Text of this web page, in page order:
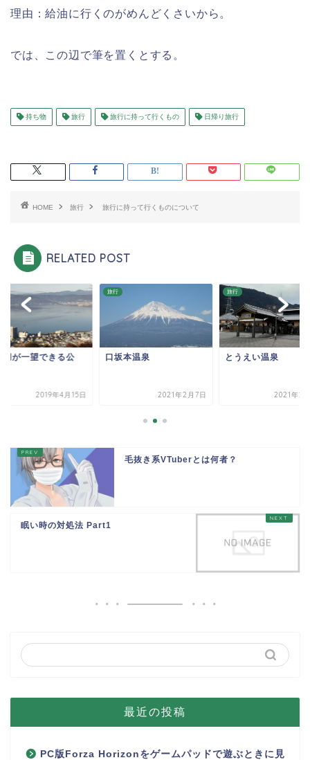
理由：給油に行くのがめんどくさいから。
では、この辺で筆を置くとする。
持ち物 旅行 旅行に持って行くもの 日帰り旅行
HOME 旅行 旅行に持って行くものについて
RELATED POST
湖が一望できる公
2019年4月15日
旅行
口坂本温泉
2021年2月7日
旅行
とうえい温泉
2021年2
毛抜き系VTuberとは何者？
眠い時の対処法 Part1
最近の投稿
PC版Forza Horizonをゲームパッドで遊ぶときに見